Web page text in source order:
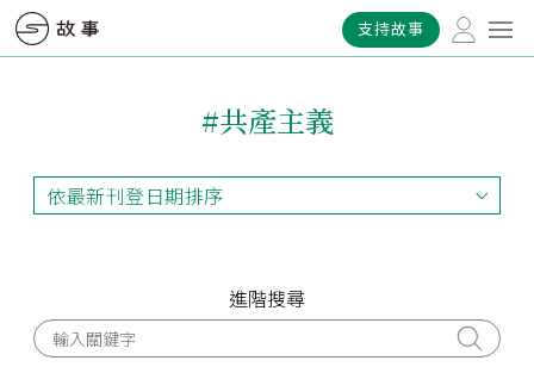
支持故事
#共產主義
依最新刊登日期排序
依最新刊登日期排序
進階搜尋